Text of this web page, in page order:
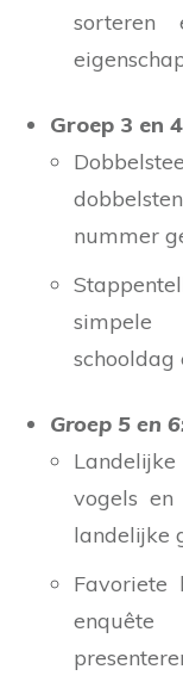
Groep 3 en
nummer
simpele
schooldag
Groep 5 en
vogels
landelijke
Favoriete